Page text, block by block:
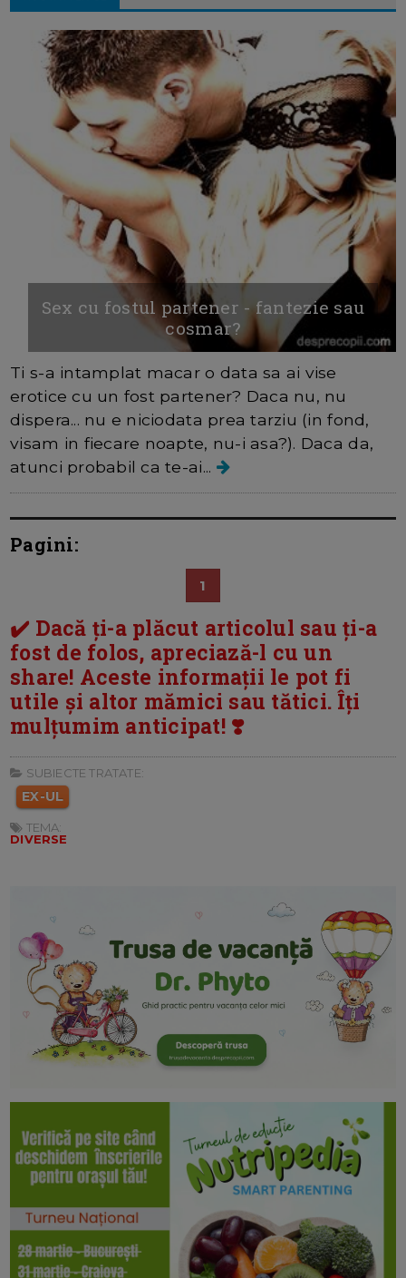
Sex cu fostul partener - fantezie sau
cosmar?
Ti s-a intamplat macar o data sa ai vise
erotice cu un fost partener? Daca nu, nu
dispera... nu e niciodata prea tarziu (in fond,
visam in fiecare noapte, nu-i asa?). Daca da,
atunci probabil ca te-ai...
Pagini:
1
✔️ Dacă ți-a plăcut articolul sau ți-a
fost de folos, apreciază-l cu un
share! Aceste informații le pot fi
utile și altor mămici sau tătici. Îți
mulțumim anticipat! ❣️
SUBIECTE TRATATE:
EX-UL
TEMA:
DIVERSE